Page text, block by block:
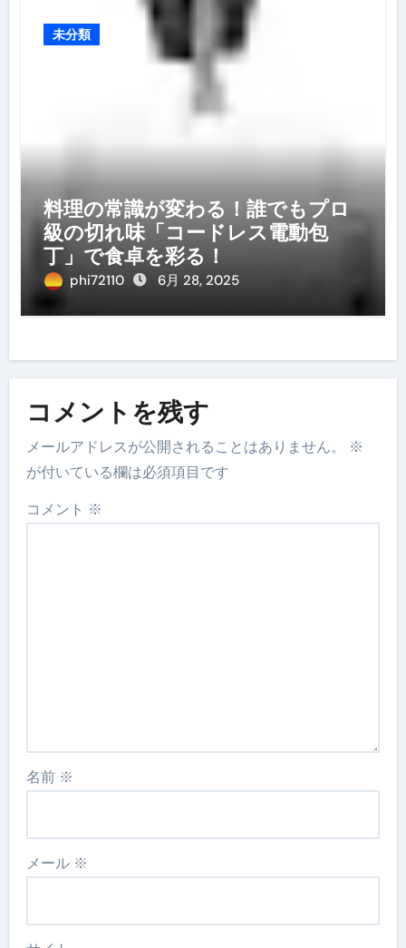
未分類
料理の常識が変わる！誰でもプロ
級の切れ味「コードレス電動包
丁」で食卓を彩る！
phi72110 6月 28, 2025
コメントを残す
メールアドレスが公開されることはありません。
※
が付いている欄は必須項目です
コメント ※
名前 ※
メール ※